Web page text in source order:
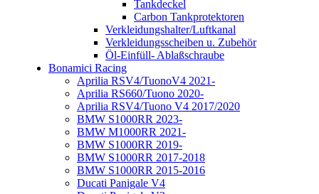
Tankdeckel
Carbon Tankprotektoren
Verkleidungshalter/Luftkanal
Verkleidungsscheiben u. Zubehör
Öl-Einfüll- Ablaßschraube
Bonamici Racing
Aprilia RSV4/TuonoV4 2021-
Aprilia RS660/Tuono 2020-
Aprilia RSV4/Tuono V4 2017/2020
BMW S1000RR 2023-
BMW M1000RR 2021-
BMW S1000RR 2019-
BMW S1000RR 2017-2018
BMW S1000RR 2015-2016
Ducati Panigale V4